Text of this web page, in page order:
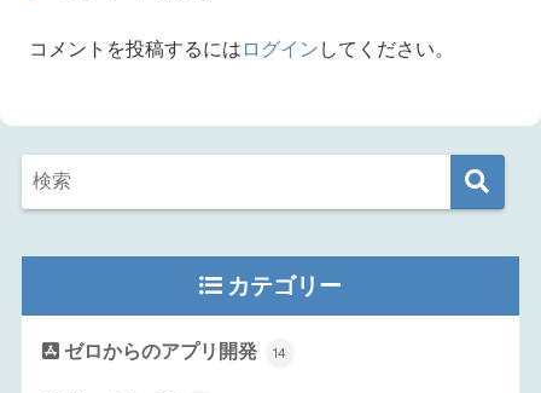
コメントを投稿するには ログイン してください。
カテゴリー
ゼロからのアプリ開発 14